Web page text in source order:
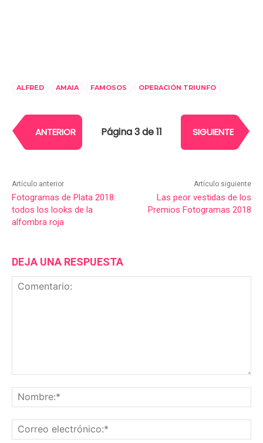
ALFRED AMAIA FAMOSOS OPERACIÓN TRIUNFO
ANTERIOR Página 3 de 11 SIGUIENTE
Artículo anterior
Fotogramas de Plata 2018:
todos los looks de la
alfombra roja
Artículo siguiente
Las peor vestidas de los
Premios Fotogramas 2018
DEJA UNA RESPUESTA